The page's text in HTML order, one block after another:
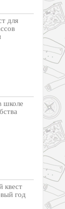
для
школе
квест
год